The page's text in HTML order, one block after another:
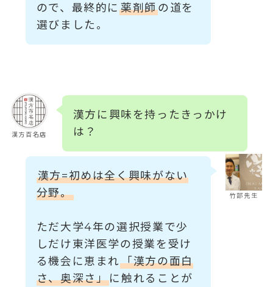
ので、最終的に薬剤師の道を
選びました。
漢方百名店
漢方に興味を持ったきっかけ
は？
竹部先生
漢方=初めは全く興味がない
分野。
ただ大学4年の選択授業で少
しだけ東洋医学の授業を受け
る機会に恵まれ「漢方の面白
さ、奥深さ」に触れることが